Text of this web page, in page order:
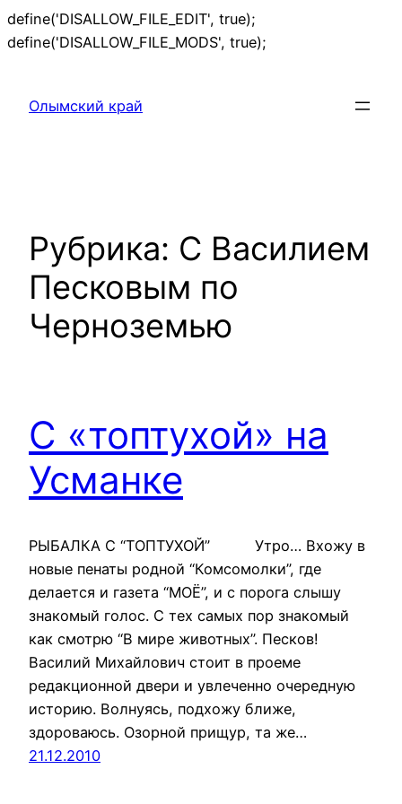
define('DISALLOW_FILE_EDIT', true);
define('DISALLOW_FILE_MODS', true);
Олымский край
Рубрика: С Василием
Песковым по
Черноземью
С «топтухой» на
Усманке
РЫБАЛКА С “ТОПТУХОЙ” Утро… Вхожу в
новые пенаты родной “Комсомолки”, где
делается и газета “МОЁ”, и с порога слышу
знакомый голос. С тех самых пор знакомый
как смотрю “В мире животных”. Песков!
Василий Михайлович стоит в проеме
редакционной двери и увлеченно очередную
историю. Волнуясь, подхожу ближе,
здороваюсь. Озорной прищур, та же…
21.12.2010